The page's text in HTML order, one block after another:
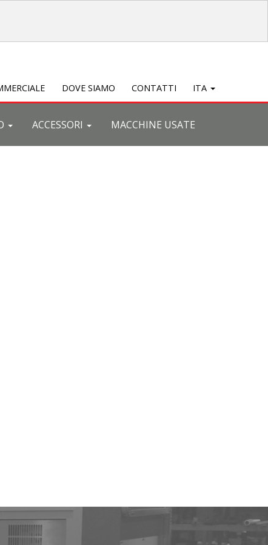
DOVE SIAMO CONTATTI ITA
ACCESSORI MACCHINE USATE